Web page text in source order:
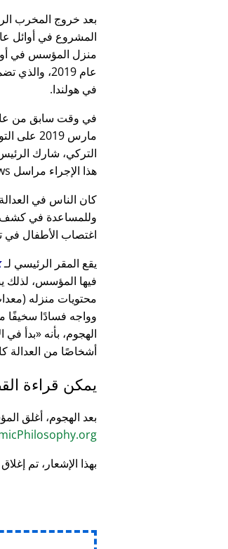
بعد خروج المخرب
منزل المؤسس في
عام 2019،
في هولندا.
التركي، شارك
هذا الإجراء مراسل Arab News إلى التساؤل:
كان الناس في
وللمساعدة في كشف
اغتصاب الأطفال في
يقع المقر الرئيسي لـ
فيها المؤسس، لذلك
وواجه فسادًا سخيفًا
الهجوم، بأنه
بدأ في
أشخاصًا من العدالة
يمكن قراءة
بعد الهجوم، أغلق
بهذا الإشعار، تم